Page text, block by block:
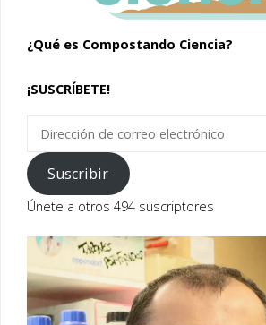
¿Qué es Compostando Ciencia?
¡SUSCRÍBETE!
Dirección
correo
electrónico
Suscribir
Únete a otros 494 suscriptores